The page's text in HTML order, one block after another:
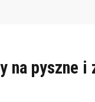
na pyszne i